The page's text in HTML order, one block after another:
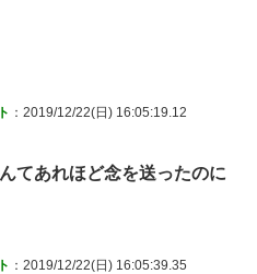
：2019/12/22(日) 16:05:19.12
てあれほど念を送ったのに
：2019/12/22(日) 16:05:39.35